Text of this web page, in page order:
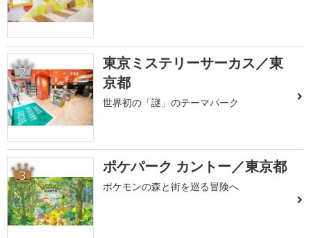
2
東京ミステリーサーカス／東
京都
世界初の「謎」のテーマパーク
3 ポケパーク カントー／東京都
ポケモンの森と街を巡る冒険へ